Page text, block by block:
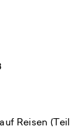
Reisen (Teil